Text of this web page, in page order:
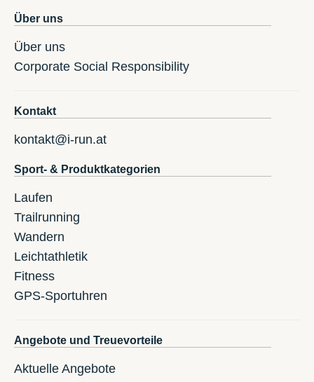
Über uns
Über uns
Corporate Social Responsibility
Kontakt
kontakt@i-run.at
Sport- & Produktkategorien
Laufen
Trailrunning
Wandern
Leichtathletik
Fitness
GPS-Sportuhren
Angebote und Treuevorteile
Aktuelle Angebote